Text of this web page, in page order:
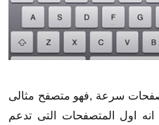
سرعة ,فهو متصفح مثالى
انه اول المتصفحات التى تدعم